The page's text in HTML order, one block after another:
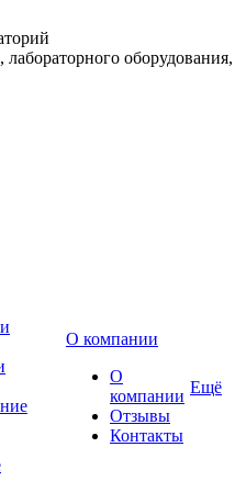
оборудования,
О компании
О
компании
Отзывы
Контакты
Ещё